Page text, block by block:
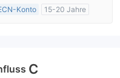
Konto
15-20 Jahre
C